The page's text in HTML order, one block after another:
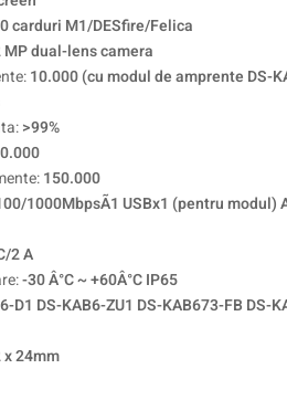
carduri M1/DESfire/Felica
MP dual-lens camera
10.000 (cu modul de amprente DS-
>99%
150.000
1000MbpsÃ1 USBx1 (pentru modul)
2 A
-30 Â°C ~ +60Â°C IP65
D1 DS-KAB6-ZU1 DS-KAB673-FB DS-
x 24mm